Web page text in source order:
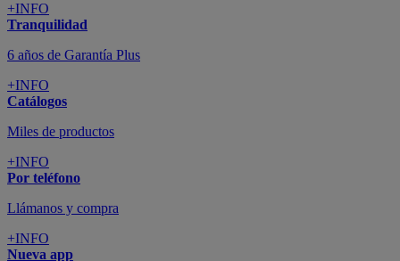
+INFO
Tranquilidad
6 años de Garantía Plus
+INFO
Catálogos
Miles de productos
+INFO
Por teléfono
Llámanos y compra
+INFO
Nueva app